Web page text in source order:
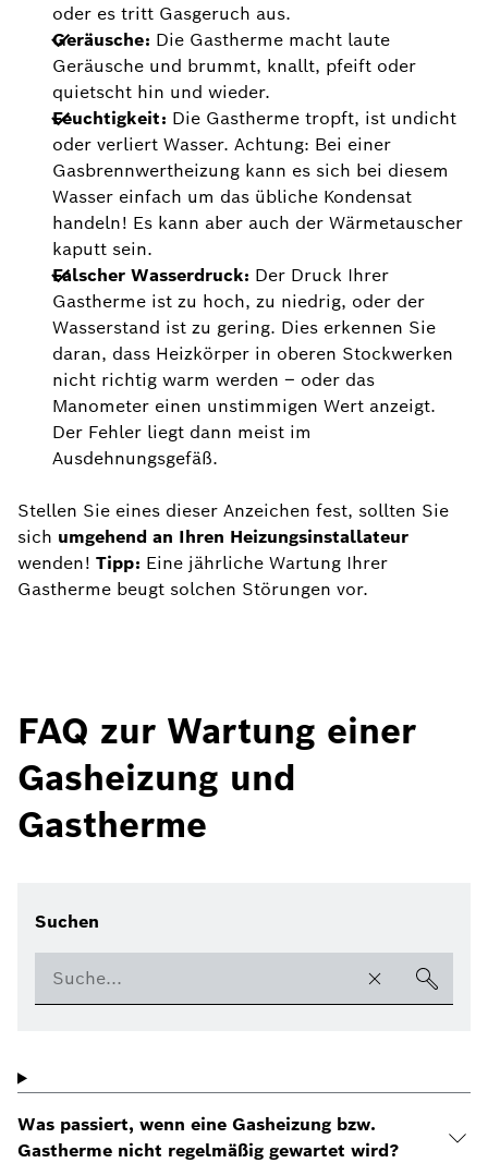
oder es tritt Gasgeruch aus.
Geräusche: Die Gastherme macht laute
Geräusche und brummt, knallt, pfeift oder
quietscht hin und wieder.
Feuchtigkeit: Die Gastherme tropft, ist undicht
oder verliert Wasser. Achtung: Bei einer
Gasbrennwertheizung kann es sich bei diesem
Wasser einfach um das übliche Kondensat
handeln! Es kann aber auch der Wärmetauscher
kaputt sein.
Falscher Wasserdruck: Der Druck Ihrer
Gastherme ist zu hoch, zu niedrig, oder der
Wasserstand ist zu gering. Dies erkennen Sie
daran, dass Heizkörper in oberen Stockwerken
nicht richtig warm werden – oder das
Manometer einen unstimmigen Wert anzeigt.
Der Fehler liegt dann meist im
Ausdehnungsgefäß.
Stellen Sie eines dieser Anzeichen fest, sollten Sie
sich umgehend an Ihren Heizungsinstallateur
wenden! Tipp: Eine jährliche Wartung Ihrer
Gastherme beugt solchen Störungen vor.
FAQ zur Wartung einer
Gasheizung und
Gastherme
Suchen
Was passiert, wenn eine Gasheizung bzw.
Gastherme nicht regelmäßig gewartet wird?